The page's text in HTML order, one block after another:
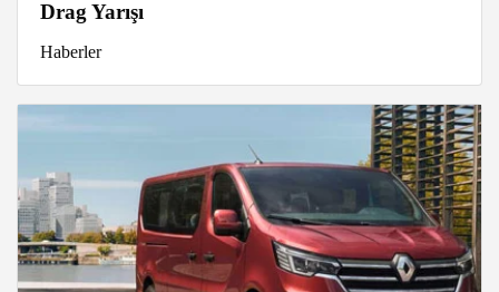
Drag Yarışı
Haberler